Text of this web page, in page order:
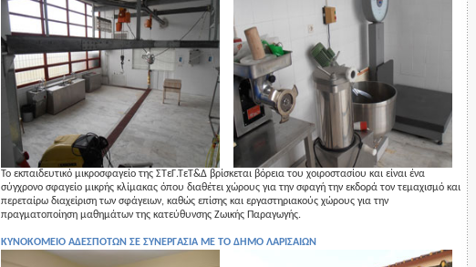
Το εκπαιδευτικό μικροσφαγείο της ΣTεΓ.ΤεΤ&Δ βρίσκεται βόρεια του χοιροστασίου και είναι ένα
σύγχρονο σφαγείο μικρής κλίμακας όπου διαθέτει χώρους για την σφαγή την εκδορά τον τεμαχισμό και
περεταίρω διαχείριση των σφάγειων, καθώς επίσης και εργαστηριακούς χώρους για την
πραγματοποίηση μαθημάτων της κατεύθυνσης Ζωικής Παραγωγής.
ΚΥΝΟΚΟΜΕΙΟ ΑΔΕΣΠΟΤΩΝ ΣΕ ΣΥΝΕΡΓΑΣΙΑ ΜΕ ΤΟ ΔΗΜΟ ΛΑΡΙΣΑΙΩΝ